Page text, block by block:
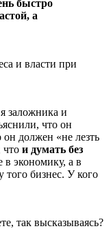
быстро
а
и власти при
заложника и
что он
должен «не лезть
что и думать без
в экономику, а в
бизнес. У кого
так высказываясь?